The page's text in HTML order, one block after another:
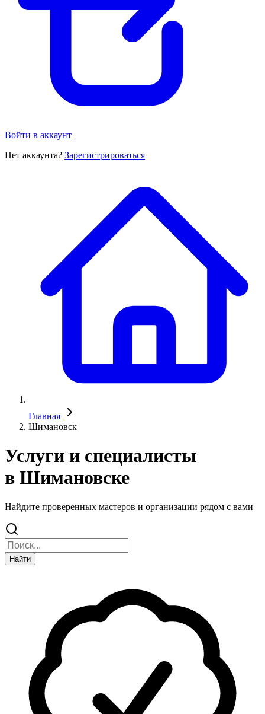
Войти в аккаунт
Нет аккаунта? Зарегистрироваться
Главная
Шимановск
Услуги и специалисты
в Шимановске
Найдите проверенных мастеров и организации рядом с вами
Найти